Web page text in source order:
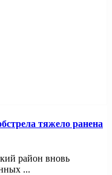
тяжело ранена
район вновь
...